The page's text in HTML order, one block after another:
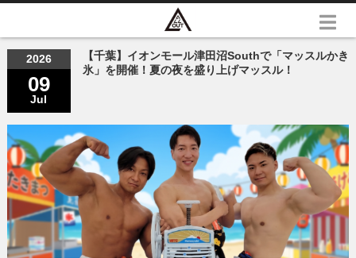
2026
09
Jul
【千葉】イオンモール津田沼Southで「マッスルかき
氷」を開催！夏の夜を盛り上げマッスル！